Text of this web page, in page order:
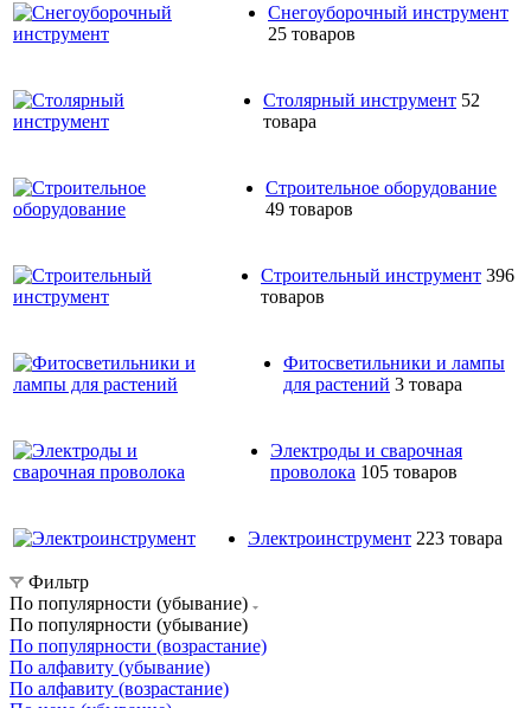
Снегоуборочный инструмент
25 товаров
Столярный инструмент 52
товара
Строительное оборудование
49 товаров
Строительный инструмент 396
товаров
Фитосветильники и лампы
для растений 3 товара
Электроды и сварочная
проволока 105 товаров
Электроинструмент 223 товара
Фильтр
По популярности (убывание)
По популярности (убывание)
По популярности (возрастание)
По алфавиту (убывание)
По алфавиту (возрастание)